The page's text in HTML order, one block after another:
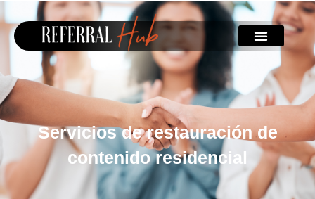
Servicios de restauración de
contenido residencial